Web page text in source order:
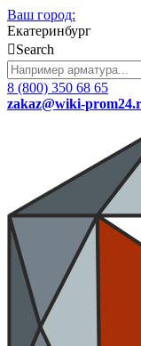
Ваш город:
Екатеринбург
Search
8 (800) 350 68 65
zakaz@wiki-